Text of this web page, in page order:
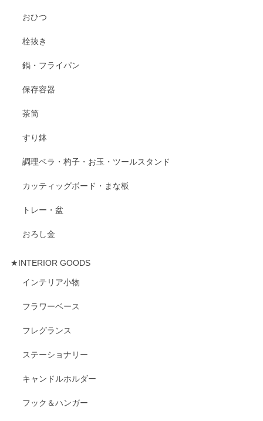
おひつ
栓抜き
鍋・フライパン
保存容器
茶筒
すり鉢
調理ベラ・杓子・お玉・ツールスタンド
カッティッグボード・まな板
トレー・盆
おろし金
★INTERIOR GOODS
インテリア小物
フラワーベース
フレグランス
ステーショナリー
キャンドルホルダー
フック＆ハンガー